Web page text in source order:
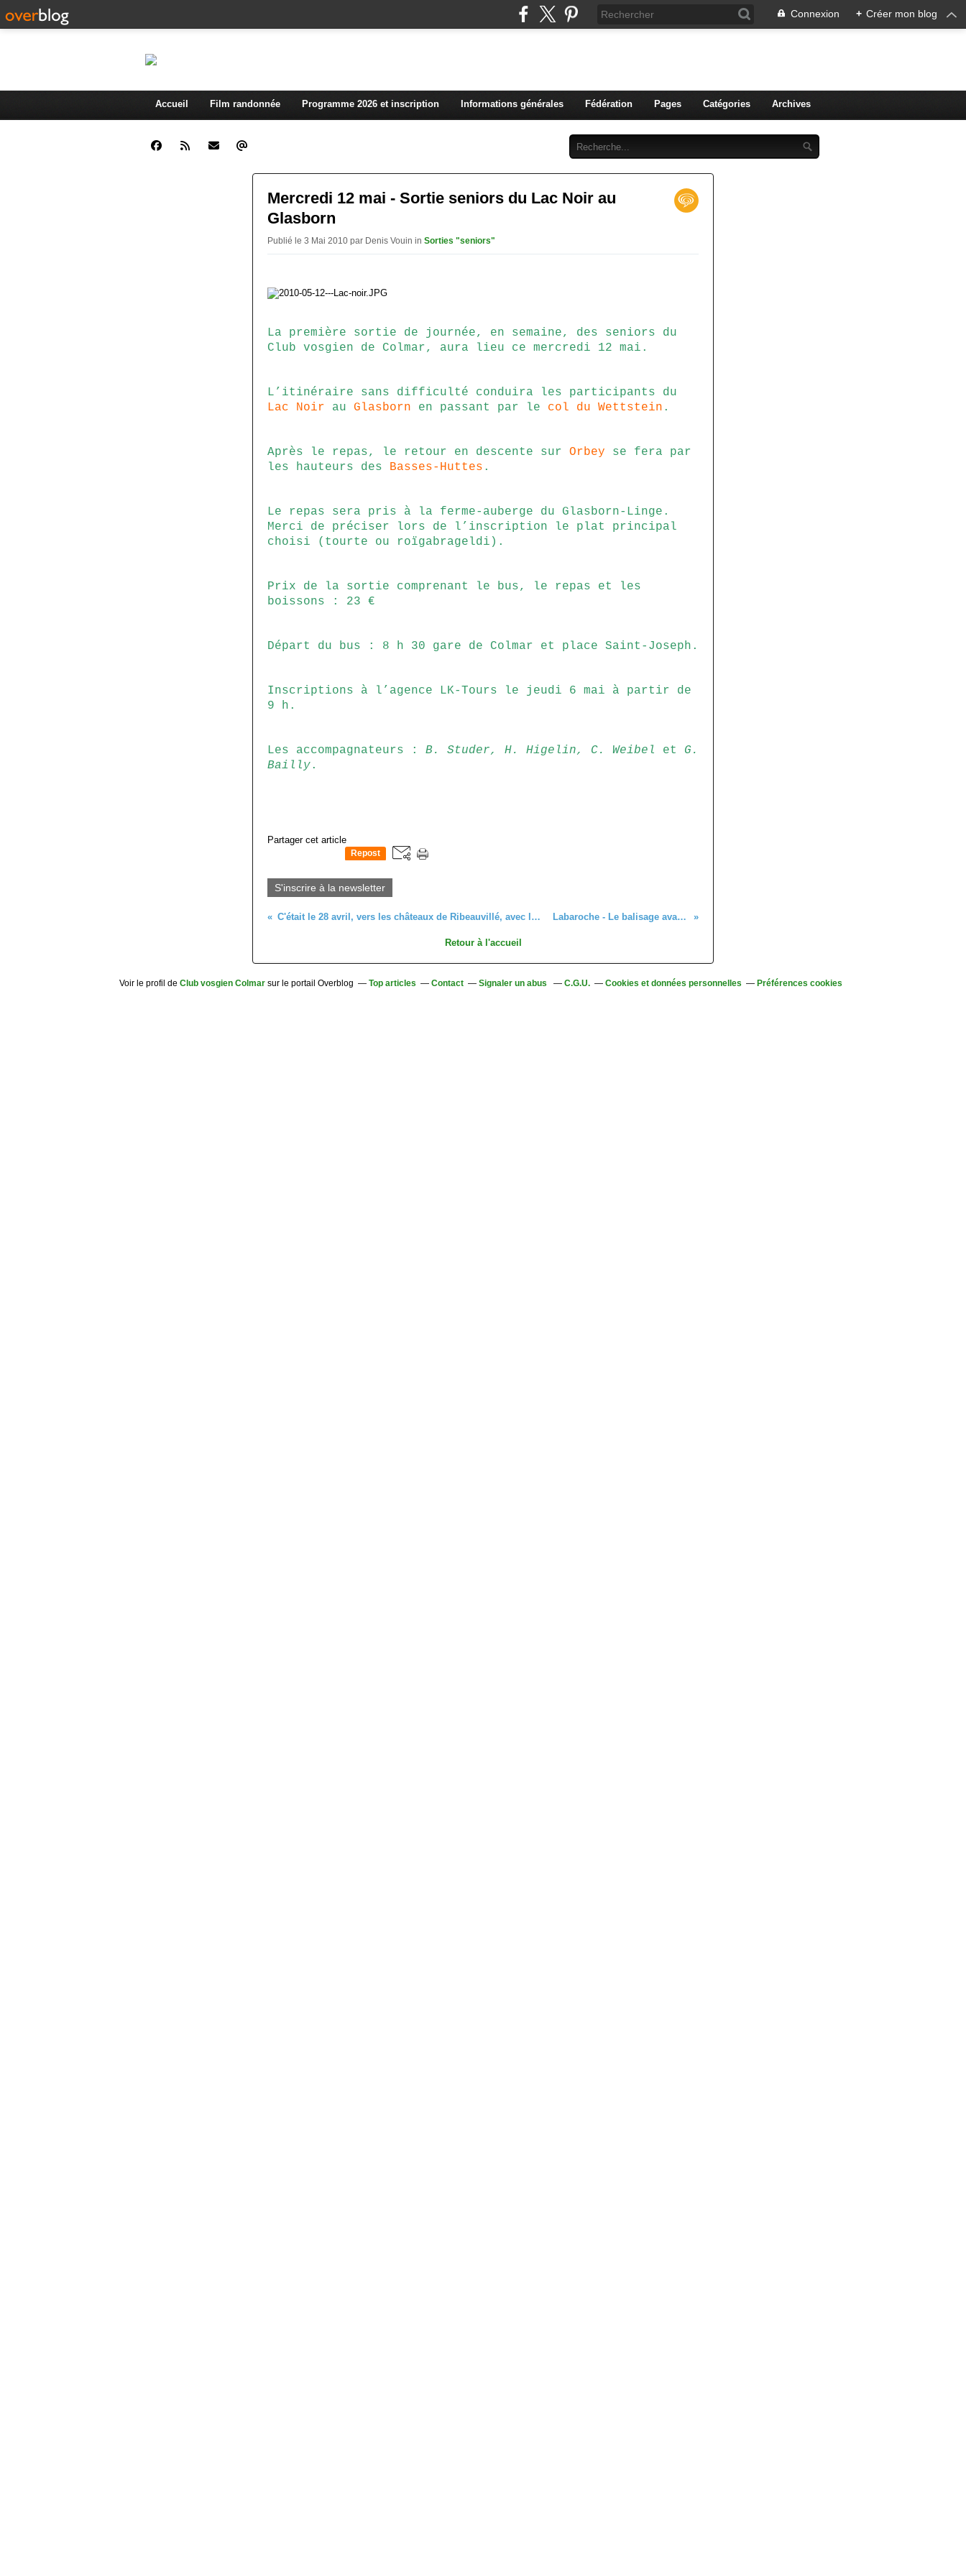
Connexion + Créer mon blog
Accueil Film randonnée Programme 2026 et inscription Informations générales Fédération Pages Catégories Archives
Mercredi 12 mai - Sortie seniors du Lac Noir au
Glasborn
Publié le 3 Mai 2010 par Denis Vouin in Sorties "seniors"
La première sortie de journée, en semaine, des seniors du
Club vosgien de Colmar, aura lieu ce mercredi 12 mai.
L’itinéraire sans difficulté conduira les participants du
Lac Noir au Glasborn en passant par le col du Wettstein .
Après le repas, le retour en descente sur Orbey se fera par
les hauteurs des Basses-Huttes .
Le repas sera pris à la ferme-auberge du Glasborn-Linge.
Merci de préciser lors de l’inscription le plat principal
choisi (tourte ou roïgabrageldi).
Prix de la sortie comprenant le bus, le repas et les
boissons : 23 €
Départ du bus : 8 h 30 gare de Colmar et place Saint-Joseph.
Inscriptions à l’agence LK-Tours le jeudi 6 mai à partir de
9 h.
Les accompagnateurs : B. Studer, H. Higelin, C. Weibel et G.
Bailly.
Partager cet article
Repost
S'inscrire à la newsletter
C'était le 28 avril, vers les châteaux de Ribeauvillé, avec les seniors Labaroche - Le balisage avance (4)
Retour à l'accueil
Voir le profil de Club vosgien Colmar sur le portail Overblog Top articles Contact Signaler un abus C.G.U. Cookies et données personnelles Préférences cookies